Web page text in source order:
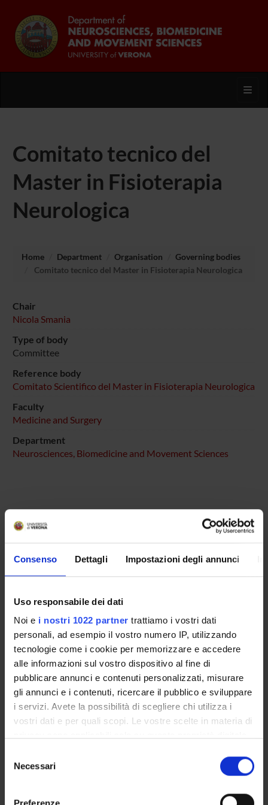
Consenso Dettagli Impostazioni degli annunci
Uso responsabile dei dati
Noi e i nostri 1022 partner trattiamo i vostri dati
personali, ad esempio il vostro numero IP, utilizzando
tecnologie come i cookie per memorizzare e accedere
alle informazioni sul vostro dispositivo al fine di
pubblicare annunci e contenuti personalizzati, misurare
gli annunci e i contenuti, ricercare il pubblico e sviluppare
i servizi. Avete la possibilità di scegliere chi utilizza i
vostri dati e per quali scopi. Le vostre scelte in materia di
modificare o revocare il proprio consenso in qualsiasi
momento dalla Dichiarazione sui cookie o facendo clic
delNecessari
Preferenze
Comitato tecnico del
Master in Fisioterapia
Neurologica
Home Department Organisation
Governing bodies
Comitato tecnico del Master in Fisioterapia Neurologica
Chair
Nicola Smania
Type of body
Committee
Reference body
Comitato Scientifico del Master in Fisioterapia Neurologica
Faculty
Medicine and Surgery
Department
Neurosciences, Biomedicine and Movement Sciences
MEMBERS
Valentina Cirio
RECORDS AND DOCUMENTS
ORGANISATION
GOVERNANCE
COMMITTEES